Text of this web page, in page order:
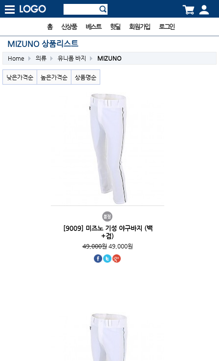
홈 신상품 베스트 핫딜 회원가입 로그인
MIZUNO 상품리스트
Home 의류 유니폼 바지 MIZUNO
낮은가격순 높은가격순 상품명순
[9009] 미즈노 기성 야구바지 (백
+검)
49,000원49,000원